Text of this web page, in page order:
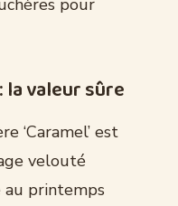
pour
la valeur sûre
‘Caramel’ est
velouté
au printemps